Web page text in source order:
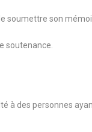
soumettre son
soutenance.
à des personnes